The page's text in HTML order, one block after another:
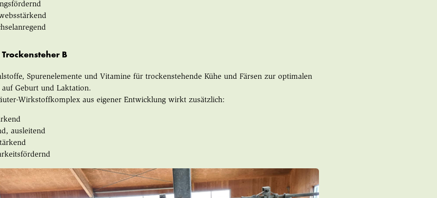
Trockensteher B
Spurenelemente und Vitamine für trockenstehende Kühe und Färsen zur optimalen
auf Geburt und Laktation.
Wirkstoffkomplex aus eigener Entwicklung wirkt zusätzlich:
ausleitend